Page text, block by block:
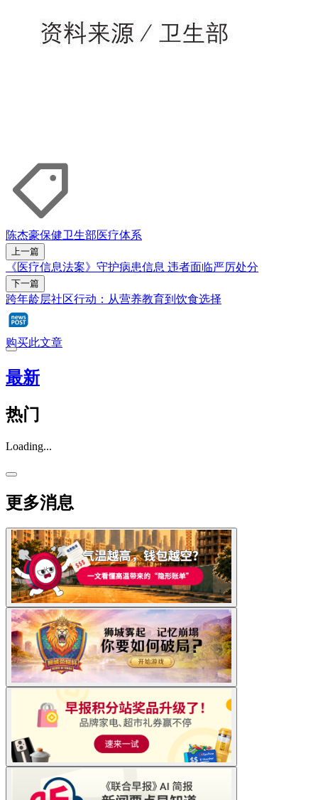
陈杰豪保健卫生部医疗体系
上一篇
《医疗信息法案》守护病患信息 违者面临严厉处分
下一篇
跨年龄层社区行动：从营养教育到饮食选择
购买此文章
最新
热门
Loading...
更多消息